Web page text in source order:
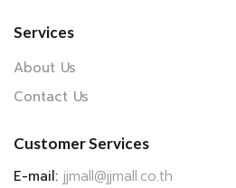
Services
About Us
Contact Us
Customer Services
E-mail: jjmall@jjmall.co.th